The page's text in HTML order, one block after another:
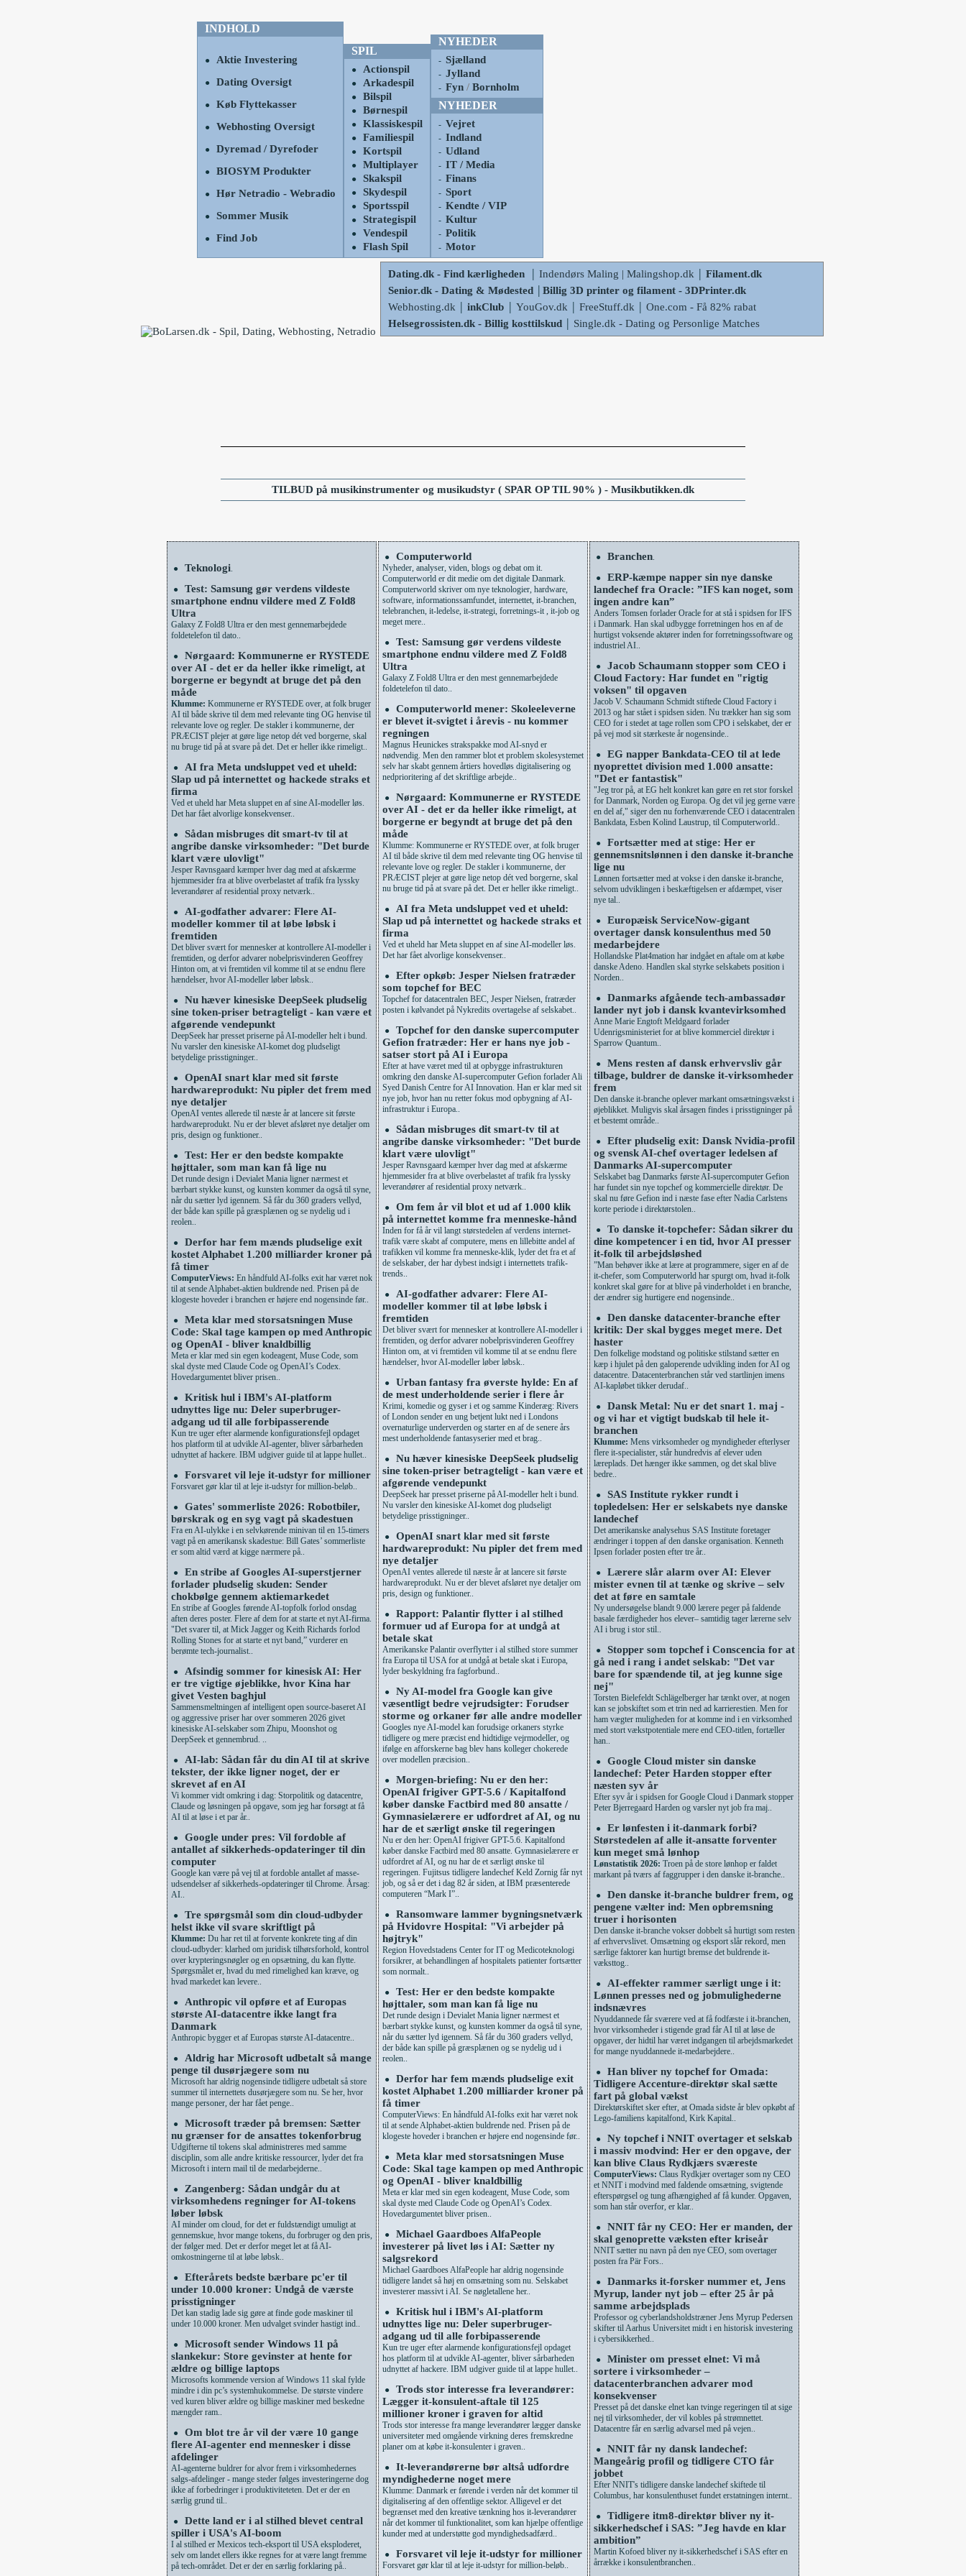
INDHOLD
● Aktie Investering
● Dating Oversigt
● Køb Flyttekasser
● Webhosting Oversigt
● Dyremad / Dyrefoder
● BIOSYM Produkter
● Hør Netradio - Webradio
● Sommer Musik
● Find Job
SPIL
● Actionspil
● Arkadespil
● Bilspil
● Børnespil
● Klassiskespil
● Familiespil
● Kortspil
● Multiplayer
● Skakspil
● Skydespil
● Sportsspil
● Strategispil
● Vendespil
● Flash Spil
NYHEDER
- Sjælland
- Jylland
- Fyn /Bornholm
NYHEDER
- Vejret
- Indland
- Udland
- IT / Media
- Finans
- Sport
- Kendte / VIP
- Kultur
- Politik
- Motor
Dating.dk - Find kærligheden | Indendørs Maling | Malingshop.dk | Filament.dk
Senior.dk - Dating & Mødested | Billig 3D printer og filament - 3DPrinter.dk
Webhosting.dk | inkClub | YouGov.dk | FreeStuff.dk | One.com - Få 82% rabat
Helsegrossisten.dk - Billig kosttilskud | Single.dk - Dating og Personlige Matches
TILBUD på musikinstrumenter og musikudstyr ( SPAR OP TIL 90% ) - Musikbutikken.dk
● Teknologi.
● Test: Samsung gør verdens vildeste
smartphone endnu vildere med Z Fold8
Ultra
Galaxy Z Fold8 Ultra er den mest gennemarbejdede
foldetelefon til dato..
● Nørgaard: Kommunerne er RYSTEDE
over AI - det er da heller ikke rimeligt, at
borgerne er begyndt at bruge det på den
måde
Klumme: Kommunerne er RYSTEDE over, at folk bruger
AI til både skrive til dem med relevante ting OG henvise til
relevante love og regler. De stakler i kommunerne, der
PRÆCIST plejer at gøre lige netop dét ved borgerne, skal
nu bruge tid på at svare på det. Det er heller ikke rimeligt..
● AI fra Meta undsluppet ved et uheld:
Slap ud på internettet og hackede straks et
firma
Ved et uheld har Meta sluppet en af sine AI-modeller løs.
Det har fået alvorlige konsekvenser..
● Sådan misbruges dit smart-tv til at
angribe danske virksomheder: "Det burde
klart være ulovligt"
Jesper Ravnsgaard kæmper hver dag med at afskærme
hjemmesider fra at blive overbelastet af trafik fra lyssky
leverandører af residential proxy netværk..
● AI-godfather advarer: Flere AI-
modeller kommer til at løbe løbsk i
fremtiden
Det bliver svært for mennesker at kontrollere AI-modeller i
fremtiden, og derfor advarer nobelprisvinderen Geoffrey
Hinton om, at vi fremtiden vil komme til at se endnu flere
hændelser, hvor AI-modeller løber løbsk..
● Nu hæver kinesiske DeepSeek pludselig
sine token-priser betragteligt - kan være et
afgørende vendepunkt
DeepSeek har presset priserne på AI-modeller helt i bund.
Nu varsler den kinesiske AI-komet dog pludseligt
betydelige prisstigninger..
● OpenAI snart klar med sit første
hardwareprodukt: Nu pipler det frem med
nye detaljer
OpenAI ventes allerede til næste år at lancere sit første
hardwareprodukt. Nu er der blevet afsløret nye detaljer om
pris, design og funktioner..
● Test: Her er den bedste kompakte
højttaler, som man kan få lige nu
Det runde design i Devialet Mania ligner nærmest et
bærbart stykke kunst, og kunsten kommer da også til syne,
når du sætter lyd igennem. Så får du 360 graders vellyd,
der både kan spille på græsplænen og se nydelig ud i
reolen..
● Derfor har fem mænds pludselige exit
kostet Alphabet 1.200 milliarder kroner på
få timer
ComputerViews: En håndfuld AI-folks exit har været nok
til at sende Alphabet-aktien buldrende ned. Prisen på de
klogeste hoveder i branchen er højere end nogensinde før..
● Meta klar med storsatsningen Muse
Code: Skal tage kampen op med Anthropic
og OpenAI - bliver knaldbillig
Meta er klar med sin egen kodeagent, Muse Code, som
skal dyste med Claude Code og OpenAI’s Codex.
Hovedargumentet bliver prisen..
● Kritisk hul i IBM's AI-platform
udnyttes lige nu: Deler superbruger-
adgang ud til alle forbipasserende
Kun tre uger efter alarmende konfigurationsfejl opdaget
hos platform til at udvikle AI-agenter, bliver sårbarheden
udnyttet af hackere. IBM udgiver guide til at lappe hullet..
● Forsvaret vil leje it-udstyr for millioner
Forsvaret gør klar til at leje it-udstyr for million-beløb..
● Gates' sommerliste 2026: Robotbiler,
børskrak og en syg vagt på skadestuen
Fra en AI-ulykke i en selvkørende minivan til en 15-timers
vagt på en amerikansk skadestue: Bill Gates’ sommerliste
er som altid værd at kigge nærmere på..
● En stribe af Googles AI-superstjerner
forlader pludselig skuden: Sender
chokbølge gennem aktiemarkedet
En stribe af Googles førende AI-topfolk forlod onsdag
aften deres poster. Flere af dem for at starte et nyt AI-firma.
"Det svarer til, at Mick Jagger og Keith Richards forlod
Rolling Stones for at starte et nyt band,” vurderer en
berømte tech-journalist..
● Afsindig sommer for kinesisk AI: Her
er tre vigtige øjeblikke, hvor Kina har
givet Vesten baghjul
Sammensmeltningen af intelligent open source-baseret AI
og aggressive priser har over sommeren 2026 givet
kinesiske AI-selskaber som Zhipu, Moonshot og
DeepSeek et gennembrud. ..
● AI-lab: Sådan får du din AI til at skrive
tekster, der ikke ligner noget, der er
skrevet af en AI
Vi kommer vidt omkring i dag: Storpolitik og datacentre,
Claude og løsningen på opgave, som jeg har forsøgt at få
AI til at løse i et par år..
● Google under pres: Vil fordoble af
antallet af sikkerheds-opdateringer til din
computer
Google kan være på vej til at fordoble antallet af masse-
udsendelser af sikkerheds-opdateringer til Chrome. Årsag:
AI..
● Tre spørgsmål som din cloud-udbyder
helst ikke vil svare skriftligt på
Klumme: Du har ret til at forvente konkrete ting af din
cloud-udbyder: klarhed om juridisk tilhørsforhold, kontrol
over krypteringsnøgler og en opsætning, du kan flytte.
Spørgsmålet er, hvad du med rimelighed kan kræve, og
hvad markedet kan levere..
● Anthropic vil opføre et af Europas
største AI-datacentre ikke langt fra
Danmark
Anthropic bygger et af Europas største AI-datacentre..
● Aldrig har Microsoft udbetalt så mange
penge til dusørjægere som nu
Microsoft har aldrig nogensinde tidligere udbetalt så store
summer til internettets dusørjægere som nu. Se her, hvor
mange personer, der har fået penge..
● Microsoft træder på bremsen: Sætter
nu grænser for de ansattes tokenforbrug
Udgifterne til tokens skal administreres med samme
disciplin, som alle andre kritiske ressourcer, lyder det fra
Microsoft i intern mail til de medarbejderne..
● Zangenberg: Sådan undgår du at
virksomhedens regninger for AI-tokens
løber løbsk
AI minder om cloud, for det er fuldstændigt umuligt at
gennemskue, hvor mange tokens, du forbruger og den pris,
der følger med. Det er derfor meget let at få AI-
omkostningerne til at løbe løbsk..
● Efterårets bedste bærbare pc'er til
under 10.000 kroner: Undgå de værste
prisstigninger
Det kan stadig lade sig gøre at finde gode maskiner til
under 10.000 kroner. Men udvalget svinder hastigt ind..
● Microsoft sender Windows 11 på
slankekur: Store gevinster at hente for
ældre og billige laptops
Microsofts kommende version af Windows 11 skal fylde
mindre i din pc’s systemhukommelse. De største vindere
ved kuren bliver ældre og billige maskiner med beskedne
mængder ram..
● Om blot tre år vil der være 10 gange
flere AI-agenter end mennesker i disse
afdelinger
AI-agenterne buldrer for alvor frem i virksomhedernes
salgs-afdelinger - mange steder følges investeringerne dog
ikke af forbedringer i produktiviteteten. Det er der en
særlig grund til..
● Dette land er i al stilhed blevet central
spiller i USA's AI-boom
I al stilhed er Mexicos tech-eksport til USA eksploderet,
selv om landet ellers ikke regnes for at være langt fremme
på tech-området. Det er der en særlig forklaring på..
● Computerworld
Nyheder, analyser, viden, blogs og debat om it.
Computerworld er dit medie om det digitale Danmark.
Computerworld skriver om nye teknologier, hardware,
software, informationssamfundet, internettet, it-branchen,
telebranchen, it-ledelse, it-strategi, forretnings-it , it-job og
meget mere..
● Test: Samsung gør verdens vildeste
smartphone endnu vildere med Z Fold8
Ultra
Galaxy Z Fold8 Ultra er den mest gennemarbejdede
foldetelefon til dato..
● Computerworld mener: Skoleeleverne
er blevet it-svigtet i årevis - nu kommer
regningen
Magnus Heunickes strakspakke mod AI-snyd er
nødvendig. Men den rammer blot et problem skolesystemet
selv har skabt gennem årtiers hovedløs digitalisering og
nedprioritering af det skriftlige arbejde..
● Nørgaard: Kommunerne er RYSTEDE
over AI - det er da heller ikke rimeligt, at
borgerne er begyndt at bruge det på den
måde
Klumme: Kommunerne er RYSTEDE over, at folk bruger
AI til både skrive til dem med relevante ting OG henvise til
relevante love og regler. De stakler i kommunerne, der
PRÆCIST plejer at gøre lige netop dét ved borgerne, skal
nu bruge tid på at svare på det. Det er heller ikke rimeligt..
● AI fra Meta undsluppet ved et uheld:
Slap ud på internettet og hackede straks et
firma
Ved et uheld har Meta sluppet en af sine AI-modeller løs.
Det har fået alvorlige konsekvenser..
● Efter opkøb: Jesper Nielsen fratræder
som topchef for BEC
Topchef for datacentralen BEC, Jesper Nielsen, fratræder
posten i kølvandet på Nykredits overtagelse af selskabet..
● Topchef for den danske supercomputer
Gefion fratræder: Her er hans nye job -
satser stort på AI i Europa
Efter at have været med til at opbygge infrastrukturen
omkring den danske AI-supercomputer Gefion forlader Ali
Syed Danish Centre for AI Innovation. Han er klar med sit
nye job, hvor han nu retter fokus mod opbygning af AI-
infrastruktur i Europa..
● Sådan misbruges dit smart-tv til at
angribe danske virksomheder: "Det burde
klart være ulovligt"
Jesper Ravnsgaard kæmper hver dag med at afskærme
hjemmesider fra at blive overbelastet af trafik fra lyssky
leverandører af residential proxy netværk..
● Om fem år vil blot et ud af 1.000 klik
på internettet komme fra menneske-hånd
Inden for få år vil langt størstedelen af verdens internet-
trafik være skabt af computere, mens en lillebitte andel af
trafikken vil komme fra menneske-klik, lyder det fra et af
de selskaber, der har dybest indsigt i internettets trafik-
trends..
● AI-godfather advarer: Flere AI-
modeller kommer til at løbe løbsk i
fremtiden
Det bliver svært for mennesker at kontrollere AI-modeller i
fremtiden, og derfor advarer nobelprisvinderen Geoffrey
Hinton om, at vi fremtiden vil komme til at se endnu flere
hændelser, hvor AI-modeller løber løbsk..
● Urban fantasy fra øverste hylde: En af
de mest underholdende serier i flere år
Krimi, komedie og gyser i et og samme Kinderæg: Rivers
of London sender en ung betjent lukt ned i Londons
overnaturlige underverden og starter en af de senere års
mest underholdende fantasyserier med et brag..
● Nu hæver kinesiske DeepSeek pludselig
sine token-priser betragteligt - kan være et
afgørende vendepunkt
DeepSeek har presset priserne på AI-modeller helt i bund.
Nu varsler den kinesiske AI-komet dog pludseligt
betydelige prisstigninger..
● OpenAI snart klar med sit første
hardwareprodukt: Nu pipler det frem med
nye detaljer
OpenAI ventes allerede til næste år at lancere sit første
hardwareprodukt. Nu er der blevet afsløret nye detaljer om
pris, design og funktioner..
● Rapport: Palantir flytter i al stilhed
formuer ud af Europa for at undgå at
betale skat
Amerikanske Palantir overflytter i al stilhed store summer
fra Europa til USA for at undgå at betale skat i Europa,
lyder beskyldning fra fagforbund..
● Ny AI-model fra Google kan give
væsentligt bedre vejrudsigter: Forudser
storme og orkaner før alle andre modeller
Googles nye AI-model kan forudsige orkaners styrke
tidligere og mere præcist end hidtidige vejrmodeller, og
ifølge en afforskerne bag blev hans kolleger chokerede
over modellen præcision..
● Morgen-briefing: Nu er den her:
OpenAI frigiver GPT-5.6 / Kapitalfond
køber danske Factbird med 80 ansatte /
Gymnasielærere er udfordret af AI, og nu
har de et særligt ønske til regeringen
Nu er den her: OpenAI frigiver GPT-5.6. Kapitalfond
køber danske Factbird med 80 ansatte. Gymnasielærere er
udfordret af AI, og nu har de et særligt ønske til
regeringen. Fujitsus tidligere landechef Keld Zornig får nyt
job, og så er det i dag 82 år siden, at IBM præsenterede
computeren “Mark I”..
● Ransomware lammer bygningsnetværk
på Hvidovre Hospital: "Vi arbejder på
højtryk"
Region Hovedstadens Center for IT og Medicoteknologi
forsikrer, at behandlingen af hospitalets patienter fortsætter
som normalt..
● Test: Her er den bedste kompakte
højttaler, som man kan få lige nu
Det runde design i Devialet Mania ligner nærmest et
bærbart stykke kunst, og kunsten kommer da også til syne,
når du sætter lyd igennem. Så får du 360 graders vellyd,
der både kan spille på græsplænen og se nydelig ud i
reolen..
● Derfor har fem mænds pludselige exit
kostet Alphabet 1.200 milliarder kroner på
få timer
ComputerViews: En håndfuld AI-folks exit har været nok
til at sende Alphabet-aktien buldrende ned. Prisen på de
klogeste hoveder i branchen er højere end nogensinde før..
● Meta klar med storsatsningen Muse
Code: Skal tage kampen op med Anthropic
og OpenAI - bliver knaldbillig
Meta er klar med sin egen kodeagent, Muse Code, som
skal dyste med Claude Code og OpenAI’s Codex.
Hovedargumentet bliver prisen..
● Michael Gaardboes AlfaPeople
investerer på livet løs i AI: Sætter ny
salgsrekord
Michael Gaardboes AlfaPeople har aldrig nogensinde
tidligere landet så høj en omsætning som nu. Selskabet
investerer massivt i AI. Se nøgletallene her..
● Kritisk hul i IBM's AI-platform
udnyttes lige nu: Deler superbruger-
adgang ud til alle forbipasserende
Kun tre uger efter alarmende konfigurationsfejl opdaget
hos platform til at udvikle AI-agenter, bliver sårbarheden
udnyttet af hackere. IBM udgiver guide til at lappe hullet..
● Trods stor interesse fra leverandører:
Lægger it-konsulent-aftale til 125
millioner kroner i graven for altid
Trods stor interesse fra mange leverandører lægger danske
universiteter med omgående virkning deres fremskredne
planer om at købe it-konsulenter i graven..
● It-leverandørerne bør altså udfordre
myndighederne noget mere
Klumme: Danmark er førende i verden når det kommer til
digitalisering af den offentlige sektor. Alligevel er det
begrænset med den kreative tænkning hos it-leverandører
når det kommer til funktionalitet, som kan hjælpe offentlige
kunder med at understøtte god myndighedsadfærd..
● Forsvaret vil leje it-udstyr for millioner
Forsvaret gør klar til at leje it-udstyr for million-beløb..
● Branchen.
● ERP-kæmpe napper sin nye danske
landechef fra Oracle: ”IFS kan noget, som
ingen andre kan”
Anders Tomsen forlader Oracle for at stå i spidsen for IFS
i Danmark. Han skal udbygge forretningen hos en af de
hurtigst voksende aktører inden for forretningssoftware og
industriel AI..
● Jacob Schaumann stopper som CEO i
Cloud Factory: Har fundet en "rigtig
voksen" til opgaven
Jacob V. Schaumann Schmidt stiftede Cloud Factory i
2013 og har stået i spidsen siden. Nu trækker han sig som
CEO for i stedet at tage rollen som CPO i selskabet, der er
på vej mod sit stærkeste år nogensinde..
● EG napper Bankdata-CEO til at lede
nyoprettet division med 1.000 ansatte:
"Det er fantastisk"
"Jeg tror på, at EG helt konkret kan gøre en ret stor forskel
for Danmark, Norden og Europa. Og det vil jeg gerne være
en del af," siger den nu forhenværende CEO i datacentralen
Bankdata, Esben Kolind Laustrup, til Computerworld..
● Fortsætter med at stige: Her er
gennemsnitslønnen i den danske it-branche
lige nu
Lønnen fortsætter med at vokse i den danske it-branche,
selvom udviklingen i beskæftigelsen er afdæmpet, viser
nye tal..
● Europæisk ServiceNow-gigant
overtager dansk konsulenthus med 50
medarbejdere
Hollandske Plat4mation har indgået en aftale om at købe
danske Adeno. Handlen skal styrke selskabets position i
Norden..
● Danmarks afgående tech-ambassadør
lander nyt job i dansk kvantevirksomhed
Anne Marie Engtoft Meldgaard forlader
Udenrigsministeriet for at blive kommerciel direktør i
Sparrow Quantum..
● Mens resten af dansk erhvervsliv går
tilbage, buldrer de danske it-virksomheder
frem
Den danske it-branche oplever markant omsætningsvækst i
øjeblikket. Muligvis skal årsagen findes i prisstigninger på
et bestemt område..
● Efter pludselig exit: Dansk Nvidia-profil
og svensk AI-chef overtager ledelsen af
Danmarks AI-supercomputer
Selskabet bag Danmarks første AI-supercomputer Gefion
har fundet sin nye topchef og kommercielle direktør. De
skal nu føre Gefion ind i næste fase efter Nadia Carlstens
korte periode i direktørstolen..
● To danske it-topchefer: Sådan sikrer du
dine kompetencer i en tid, hvor AI presser
it-folk til arbejdsløshed
”Man behøver ikke at lære at programmere, siger en af de
it-chefer, som Computerworld har spurgt om, hvad it-folk
konkret skal gøre for at blive på vinderholdet i en branche,
der ændrer sig hurtigere end nogensinde..
● Den danske datacenter-branche efter
kritik: Der skal bygges meget mere. Det
haster
Den folkelige modstand og politiske stilstand sætter en
kæp i hjulet på den galoperende udvikling inden for AI og
datacentre. Datacenterbranchen står ved startlinjen imens
AI-kapløbet tikker derudaf..
● Dansk Metal: Nu er det snart 1. maj -
og vi har et vigtigt budskab til hele it-
branchen
Klumme: Mens virksomheder og myndigheder efterlyser
flere it-specialister, står hundredvis af elever uden
læreplads. Det hænger ikke sammen, og det skal blive
bedre..
● SAS Institute rykker rundt i
topledelsen: Her er selskabets nye danske
landechef
Det amerikanske analysehus SAS Institute foretager
ændringer i toppen af den danske organisation. Kenneth
Ipsen forlader posten efter tre år..
● Lærere slår alarm over AI: Elever
mister evnen til at tænke og skrive – selv
det at føre en samtale
Ny undersøgelse blandt 9.000 lærere peger på faldende
basale færdigheder hos elever– samtidig tager lærerne selv
AI i brug i stor stil..
● Stopper som topchef i Conscencia for at
gå ned i rang i andet selskab: "Det var
bare for spændende til, at jeg kunne sige
nej"
Torsten Bielefeldt Schlägelberger har tænkt over, at nogen
kan se jobskiftet som et trin ned ad karrierestien. Men for
ham vægter muligheden for at komme ind i en virksomhed
med stort vækstpotentiale mere end CEO-titlen, fortæller
han..
● Google Cloud mister sin danske
landechef: Peter Harden stopper efter
næsten syv år
Efter syv år i spidsen for Google Cloud i Danmark stopper
Peter Bjerregaard Harden og varsler nyt job fra maj..
● Er lønfesten i it-danmark forbi?
Størstedelen af alle it-ansatte forventer
kun meget små lønhop
Lønstatistik 2026: Troen på de store lønhop er faldet
markant på tværs af faggrupper i den danske it-branche..
● Den danske it-branche buldrer frem, og
pengene vælter ind: Men opbremsning
truer i horisonten
Den danske it-branche vokser dobbelt så hurtigt som resten
af erhvervslivet. Omsætning og eksport slår rekord, men
særlige faktorer kan hurtigt bremse det buldrende it-
væksttog..
● AI-effekter rammer særligt unge i it:
Lønnen presses ned og jobmulighederne
indsnævres
Nyuddannede får sværere ved at få fodfæste i it-branchen,
hvor virksomheder i stigende grad får AI til at løse de
opgaver, der hidtil har været indgangen til arbejdsmarkedet
for mange nyuddannede it-medarbejdere..
● Han bliver ny topchef for Omada:
Tidligere Accenture-direktør skal sætte
fart på global vækst
Direktørskiftet sker efter, at Omada sidste år blev opkøbt af
Lego-familiens kapitalfond, Kirk Kapital..
● Ny topchef i NNIT overtager et selskab
i massiv modvind: Her er den opgave, der
kan blive Claus Rydkjærs sværeste
ComputerViews: Claus Rydkjær overtager som ny CEO
et NNIT i modvind med faldende omsætning, svigtende
efterspørgsel og tung afhængighed af få kunder. Opgaven,
som han står overfor, er klar..
● NNIT får ny CEO: Her er manden, der
skal genoprette væksten efter kriseår
NNIT sætter nu navn på den nye CEO, som overtager
posten fra Pär Fors..
● Danmarks it-forsker nummer et, Jens
Myrup, lander nyt job – efter 25 år på
samme arbejdsplads
Professor og cyberlandsholdstræner Jens Myrup Pedersen
skifter til Aarhus Universitet midt i en historisk investering
i cybersikkerhed..
● Minister om presset elnet: Vi må
sortere i virksomheder –
datacenterbranchen advarer mod
konsekvenser
Presset på det danske elnet kan tvinge regeringen til at sige
nej til virksomheder, der vil kobles på strømnettet.
Datacentre får en særlig advarsel med på vejen..
● NNIT får ny dansk landechef:
Mangeårig profil og tidligere CTO får
jobbet
Efter NNIT's tidligere danske landechef skiftede til
Columbus, har konsulenthuset fundet erstatningen internt..
● Tidligere itm8-direktør bliver ny it-
sikkerhedschef i SAS: ”Jeg havde en klar
ambition”
Martin Kofoed bliver ny it-sikkerhedschef i SAS efter en
årrække i konsulentbranchen..